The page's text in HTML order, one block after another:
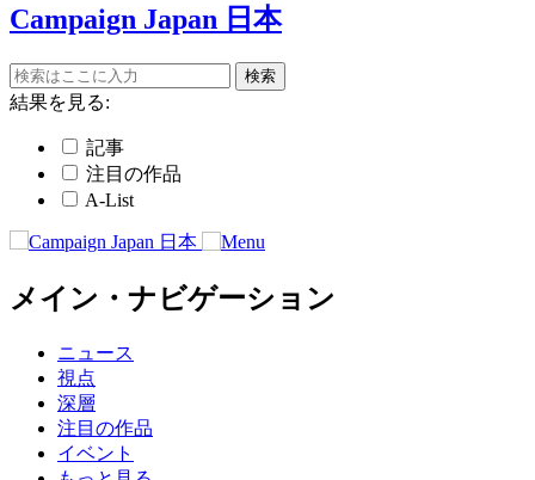
Campaign Japan 日本
結果を見る:
記事
注目の作品
A-List
メイン・ナビゲーション
ニュース
視点
深層
注目の作品
イベント